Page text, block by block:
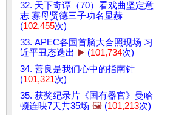
32. 天下奇谭（70）看戏曲坚定意
志 寡母贤德三子功名显赫
(102,455次)
33. APEC各国首脑大合照现场 习
近平丑态迭出 ▶️ (101,734次)
34. 善良是我们心中的指南针
(101,321次)
35. 获奖纪录片《国有器官》曼哈
顿连映7天共35场 🖼️ (101,213次)